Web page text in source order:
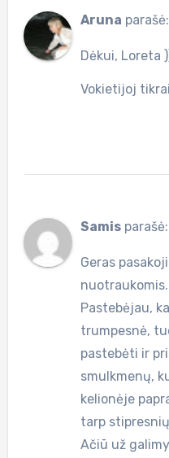
Aruna parašė:
Dėkui, Loreta
Vokietijoj
Samis parašė:
Geras
nuotraukomis.
Pastebėjau,
trumpesnė,
pastebėti ir
smulkmenų,
kelionėje
tarp
Ačiū už